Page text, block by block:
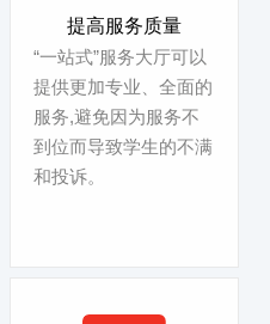
提高服务质量
“一站式”服务大厅可以
提供更加专业、全面的
服务,避免因为服务不
到位而导致学生的不满
和投诉。